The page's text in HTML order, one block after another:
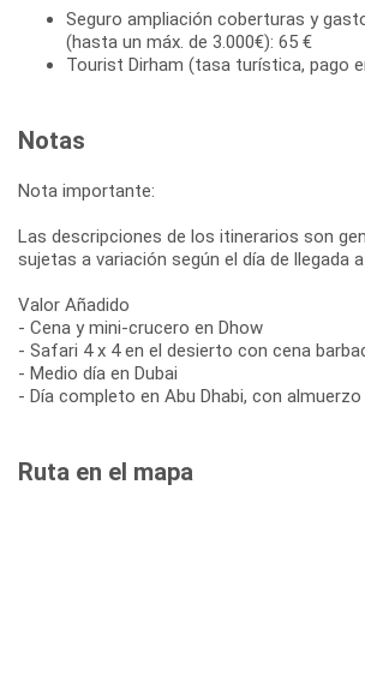
Seguro ampliación coberturas y
(hasta un máx. de 3.000€): 65 €
Tourist Dirham (tasa turística, pago
Notas
Nota importante:
Las descripciones de los itinerarios son
sujetas a variación según el día de llegada a
Valor Añadido
- Cena y mini-crucero en Dhow
- Safari 4 x 4 en el desierto con cena
- Medio día en Dubai
- Día completo en Abu Dhabi, con almuerzo
Ruta en el mapa